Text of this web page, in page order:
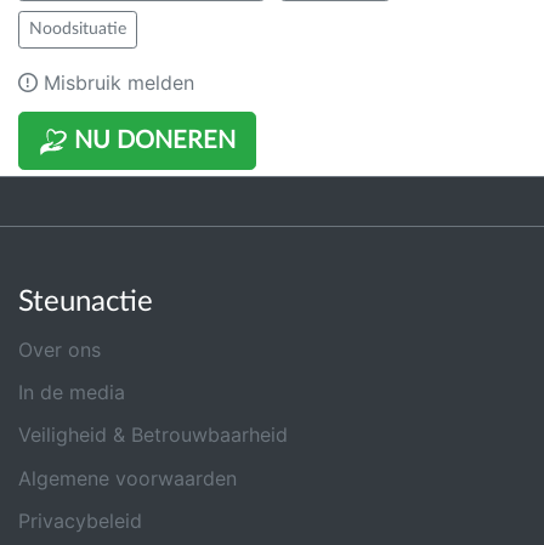
NU DONEREN
Noodsituatie
Misbruik melden
Steunactie
Over ons
In de media
Veiligheid & Betrouwbaarheid
Algemene voorwaarden
Privacybeleid